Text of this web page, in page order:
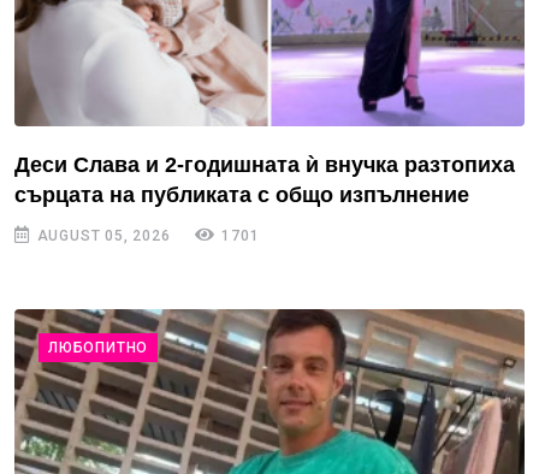
Деси Слава и 2-годишната ѝ внучка разтопиха
сърцата на публиката с общо изпълнение
AUGUST 05, 2026 1701
ЛЮБОПИТНО